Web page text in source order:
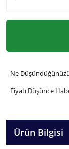
Ne
Fiyatı Düşünce
Ürün Bilgisi